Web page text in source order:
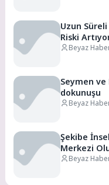
Uzun
Riski
Beyaz
Seymen
dokunuşu
Beyaz
Şekibe
Merkezi
Beyaz